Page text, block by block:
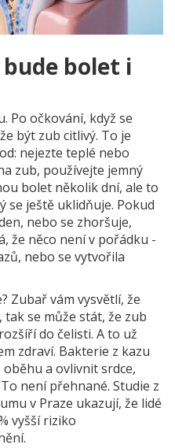
bude bolet i
Po očkování, když se
být zub citlivý. To je
nejezte teplé nebo
zub, používejte jemný
bolet několik dní, ale to
se ještě uklidňuje. Pokud
nebo se zhoršuje,
že něco není v pořádku -
nebo se vytvořila
Zubař vám vysvětlí, že
se může stát, že zub
do čelisti. A to už
zdraví. Bakterie z kazu
a ovlivnit srdce,
není přehnané. Studie z
v Praze ukazují, že lidé
vyšší riziko